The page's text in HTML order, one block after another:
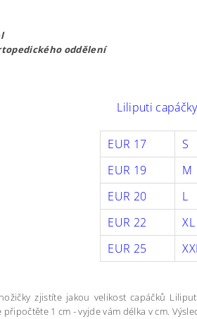
oddělení
Liliputi
EUR 17 S
EUR 19
M
EUR 20
L
EUR 22
XL
EUR 25
zjistíte jakou velikost capáčků
1 cm - vyjde vám délka v cm.